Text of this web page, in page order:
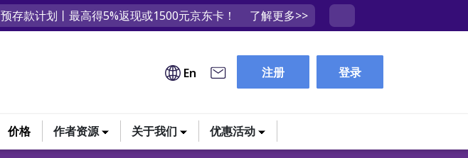
预存款计划丨最高得5%返现或1500元京东卡！ 了解更多>>
En 注册 登录
价格 作者资源 关于我们 优惠活动